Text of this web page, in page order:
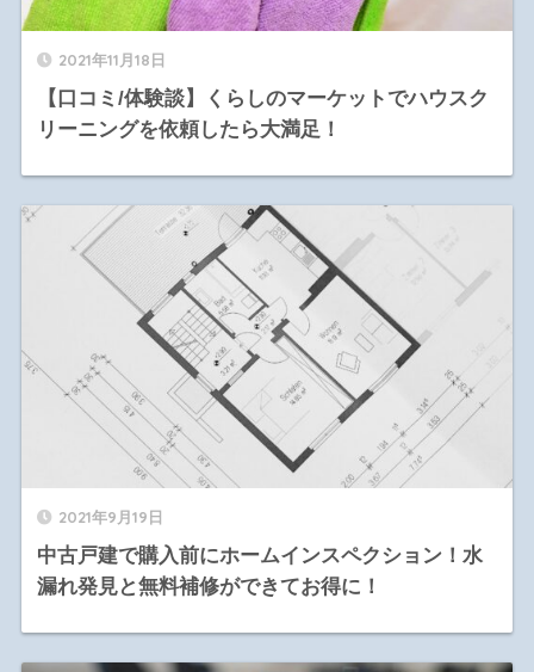
2021年11月18日
【口コミ/体験談】くらしのマーケットでハウスク
リーニングを依頼したら大満足！
2021年9月19日
中古戸建で購入前にホームインスペクション！水
漏れ発見と無料補修ができてお得に！